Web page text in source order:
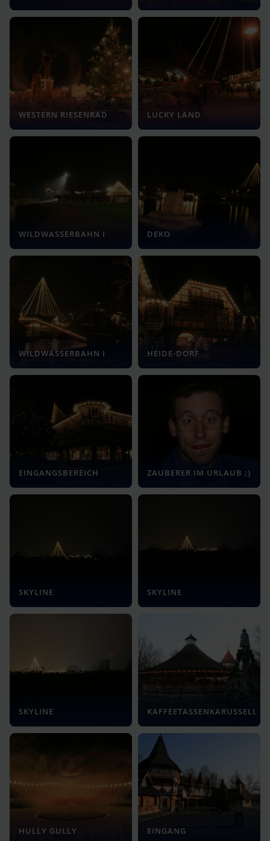
WESTERN RIESENRAD LUCKY LAND
WILDWASSERBAHN I DEKO
WILDWASSERBAHN I HEIDE-DORF
EINGANGSBEREICH ZAUBERER IM URLAUB ;)
SKYLINE SKYLINE
SKYLINE KAFFEETASSENKARUSSELL
HULLY GULLY EINGANG